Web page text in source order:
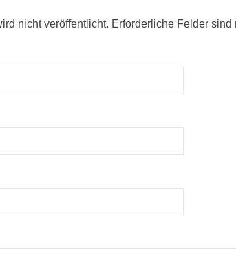
nicht veröffentlicht. Erforderliche Felder sind